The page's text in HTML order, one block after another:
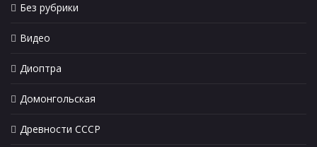
Без рубрики
Видео
Диоптра
Домонгольская
Древности СССР